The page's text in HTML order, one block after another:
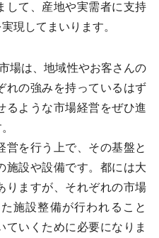
て、産地や実需者に支持
現してまいります。
場は、地域性やお客さんの
れの強みを持っているはず
るような市場経営をぜひ進
を行う上で、その基盤と
施設や設備です。都には大
りますが、それぞれの市場
施設整備が行われること
ていくために必要になりま